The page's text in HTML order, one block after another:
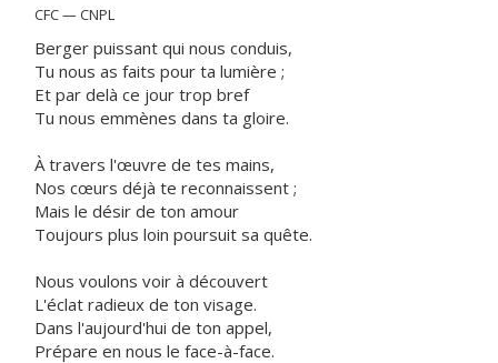
CFC — CNPL
Berger puissant qui nous conduis,
Tu nous as faits pour ta lumière ;
Et par delà ce jour trop bref
Tu nous emmènes dans ta gloire.
À travers l'œuvre de tes mains,
Nos cœurs déjà te reconnaissent ;
Mais le désir de ton amour
Toujours plus loin poursuit sa quête.
Nous voulons voir à découvert
L'éclat radieux de ton visage.
Dans l'aujourd'hui de ton appel,
Prépare en nous le face-à-face.